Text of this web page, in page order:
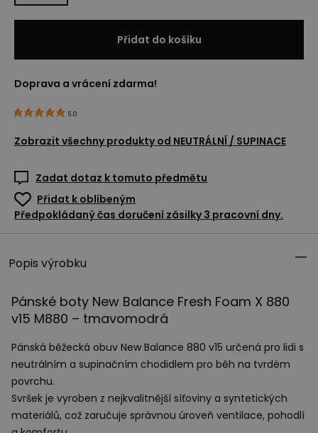
Přidat do košíku
Doprava a vrácení zdarma!
5.0
Zobrazit všechny produkty od NEUTRÁLNÍ / SUPINACE
Zadat dotaz k tomuto předmětu
Přidat k oblíbeným
Předpokládaný čas doručení zásilky 3 pracovní dny.
Popis výrobku
Pánské boty New Balance Fresh Foam X 880
v15 M880 – tmavomodrá
Pánská běžecká obuv New Balance 880 v15 určená pro lidi s
neutrálním a supinačním chodidlem pro běh na tvrdém
povrchu.
Svršek je vyroben z nejkvalitnější síťoviny a syntetických
materiálů, což zaručuje správnou úroveň ventilace, pohodlí